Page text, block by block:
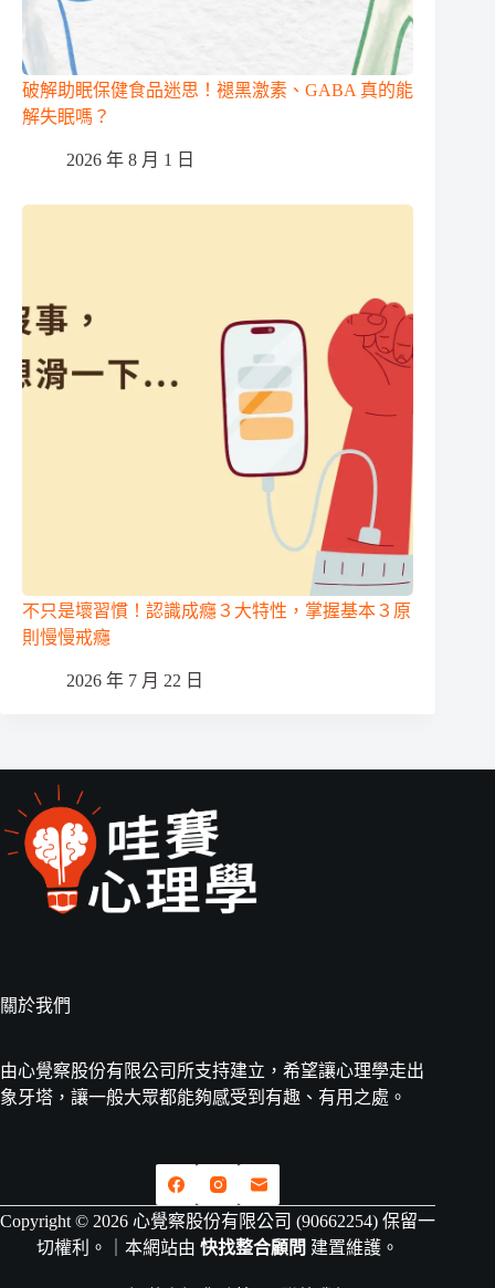
破解助眠保健食品迷思！褪黑激素、GABA 真的能
解失眠嗎？
2026 年 8 月 1 日
不只是壞習慣！認識成癮３大特性，掌握基本３原
則慢慢戒癮
2026 年 7 月 22 日
關於我們
由心覺察股份有限公司所支持建立，希望讓心理學走出
象牙塔，讓一般大眾都能夠感受到有趣、有用之處。
Copyright © 2026 心覺察股份有限公司 (90662254) 保留一
切權利。｜本網站由快找整合顧問 建置維護。